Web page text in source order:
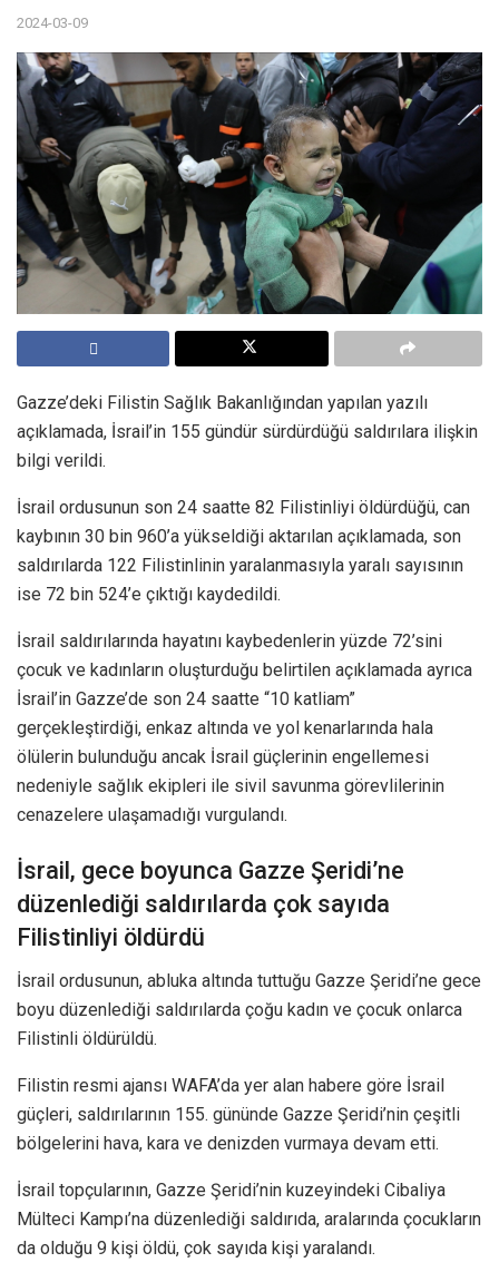
2024-03-09
Gazze’deki Filistin Sağlık Bakanlığından yapılan yazılı
açıklamada, İsrail’in 155 gündür sürdürdüğü saldırılara ilişkin
bilgi verildi.
İsrail ordusunun son 24 saatte 82 Filistinliyi öldürdüğü, can
kaybının 30 bin 960’a yükseldiği aktarılan açıklamada, son
saldırılarda 122 Filistinlinin yaralanmasıyla yaralı sayısının
ise 72 bin 524’e çıktığı kaydedildi.
İsrail saldırılarında hayatını kaybedenlerin yüzde 72’sini
çocuk ve kadınların oluşturduğu belirtilen açıklamada ayrıca
İsrail’in Gazze’de son 24 saatte “10 katliam”
gerçekleştirdiği, enkaz altında ve yol kenarlarında hala
ölülerin bulunduğu ancak İsrail güçlerinin engellemesi
nedeniyle sağlık ekipleri ile sivil savunma görevlilerinin
cenazelere ulaşamadığı vurgulandı.
İsrail, gece boyunca Gazze Şeridi’ne
düzenlediği saldırılarda çok sayıda
Filistinliyi öldürdü
İsrail ordusunun, abluka altında tuttuğu Gazze Şeridi’ne gece
boyu düzenlediği saldırılarda çoğu kadın ve çocuk onlarca
Filistinli öldürüldü.
Filistin resmi ajansı WAFA’da yer alan habere göre İsrail
güçleri, saldırılarının 155. gününde Gazze Şeridi’nin çeşitli
bölgelerini hava, kara ve denizden vurmaya devam etti.
İsrail topçularının, Gazze Şeridi’nin kuzeyindeki Cibaliya
Mülteci Kampı’na düzenlediği saldırıda, aralarında çocukların
da olduğu 9 kişi öldü, çok sayıda kişi yaralandı.